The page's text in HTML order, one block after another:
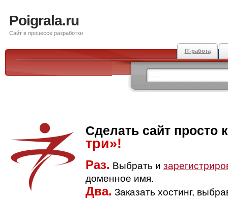
Poigrala.ru
Сайт в процессе разработки
IT-работа
Сделать сайт просто
три»!
Раз. Выбрать и
доменное имя.
Два. Заказать хостинг,